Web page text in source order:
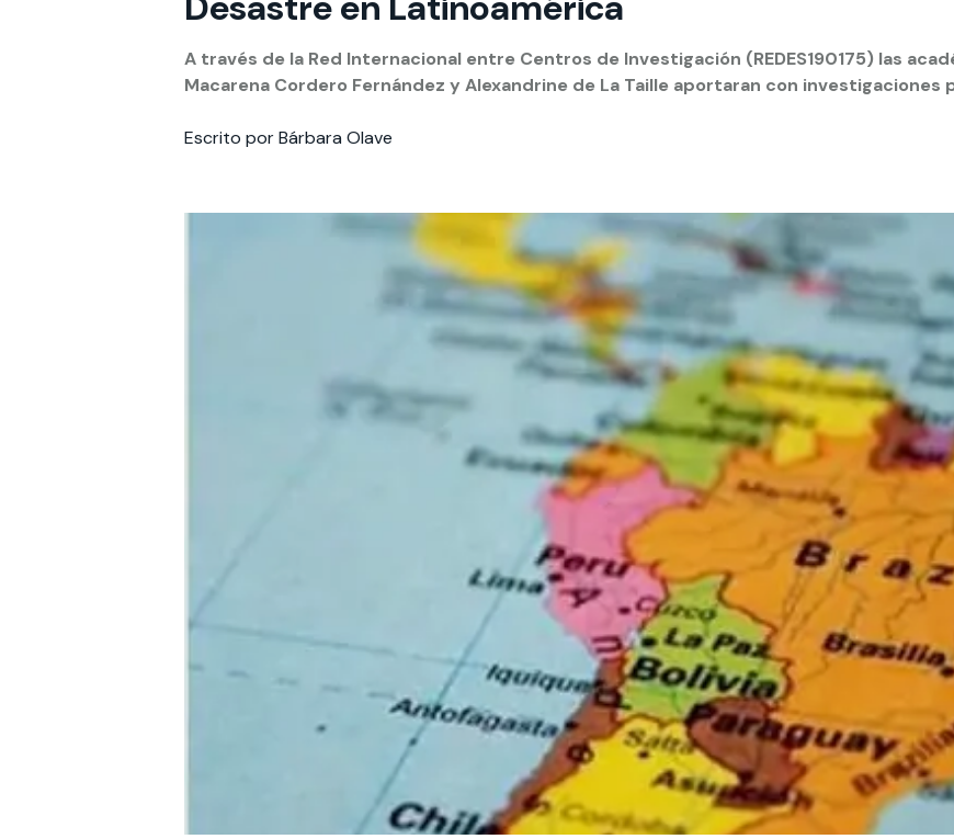
Te puede interesar:International students Facultades
Te puede interesar:Explora el campus UandesNoticias estudiantiles
A través de la Red Internacional entre Centros de Investigación (REDES190175) las
Macarena Cordero Fernández y Alexandrine de La Taille aportaran con
Escrito por Bárbara Olave